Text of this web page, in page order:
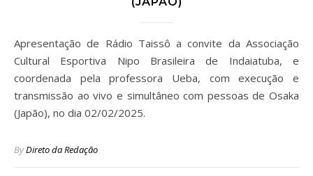
Apresentação de Rádio Taissô a convite da Associação
Cultural Esportiva Nipo Brasileira de Indaiatuba, e
coordenada pela professora Ueba, com execução e
transmissão ao vivo e simultâneo com pessoas de Osaka
(Japão), no dia 02/02/2025.
ByDireto da Redação